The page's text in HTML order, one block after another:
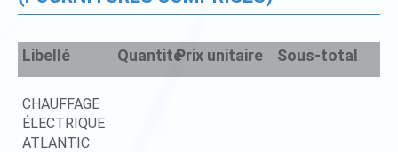
Libellé QuantitéPrix unitaire Sous-total
CHAUFFAGE
ÉLECTRIQUE
ATLANTIC